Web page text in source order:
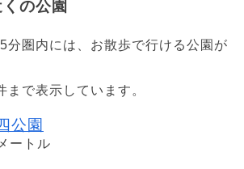
の公園
分圏内には、お散歩で行ける公園が
で表示しています。
公園
ートル